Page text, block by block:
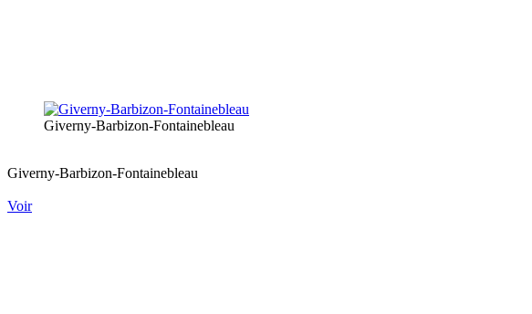
Giverny-Barbizon-Fontainebleau
Giverny-Barbizon-Fontainebleau
Voir